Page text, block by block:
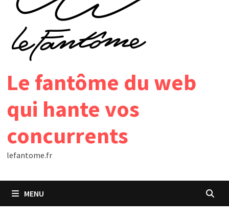
Le fantôme du web
qui hante vos
concurrents
lefantome.fr
MENU